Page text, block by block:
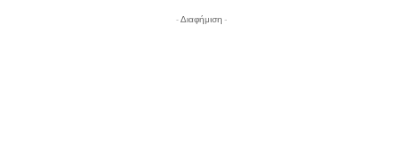
- Διαφήμιση -